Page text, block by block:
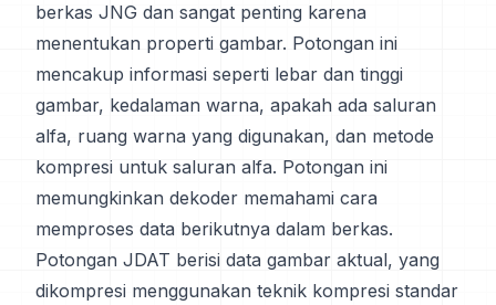
berkas JNG dan sangat penting karena
menentukan properti gambar. Potongan ini
mencakup informasi seperti lebar dan tinggi
gambar, kedalaman warna, apakah ada saluran
alfa, ruang warna yang digunakan, dan metode
kompresi untuk saluran alfa. Potongan ini
memungkinkan dekoder memahami cara
memproses data berikutnya dalam berkas.
Potongan JDAT berisi data gambar aktual, yang
dikompresi menggunakan teknik kompresi standar